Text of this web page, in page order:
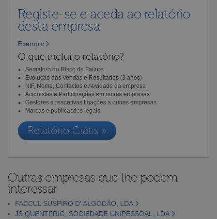
Registe-se e aceda ao relatório
desta empresa
Exemplo
O que inclui o relatório?
Semáforo do Risco de Failure
Evolução das Vendas e Resultados (3 anos)
NIF, Nome, Contactos e Atividade da empresa
Acionistas e Participações em outras empresas
Gestores e respetivas ligações a outras empresas
Marcas e publicações legais
Relatório Grátis »
Outras empresas que lhe podem
interessar
FACCUL SUSPIRO D' ALGODÃO, LDA
JS QUENTFRIO, SOCIEDADE UNIPESSOAL, LDA